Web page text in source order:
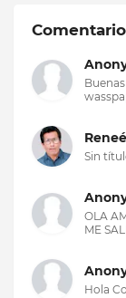
Sin
OLA
ME
Hola